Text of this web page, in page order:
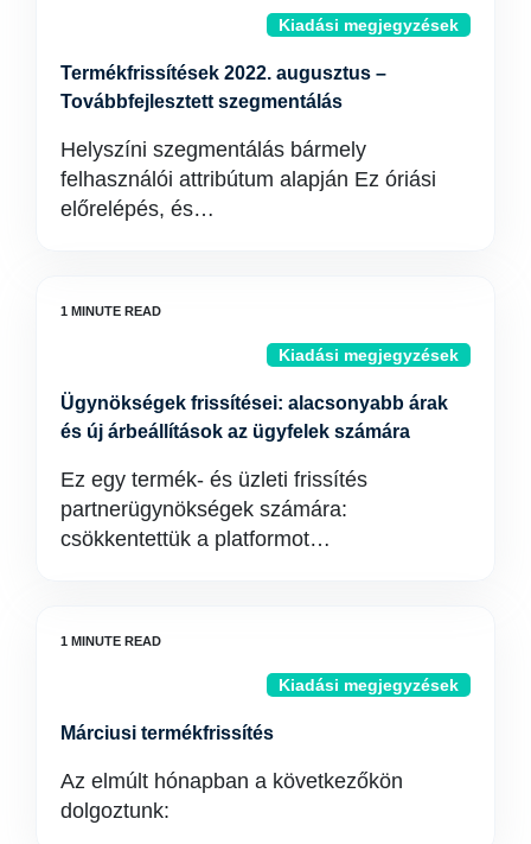
Kiadási megjegyzések
Termékfrissítések 2022. augusztus –
Továbbfejlesztett szegmentálás
Helyszíni szegmentálás bármely
felhasználói attribútum alapján Ez óriási
előrelépés, és…
Kiadási megjegyzések
Ügynökségek frissítései: alacsonyabb árak
és új árbeállítások az ügyfelek számára
Ez egy termék- és üzleti frissítés
partnerügynökségek számára:
csökkentettük a platformot…
Kiadási megjegyzések
Márciusi termékfrissítés
Az elmúlt hónapban a következőkön
dolgoztunk: